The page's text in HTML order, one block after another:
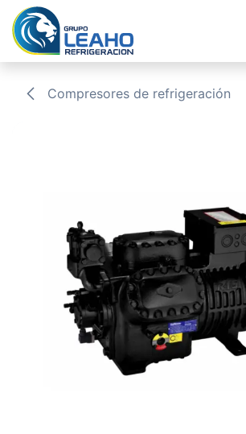
Ir al contenido
Compresores de refrigeración